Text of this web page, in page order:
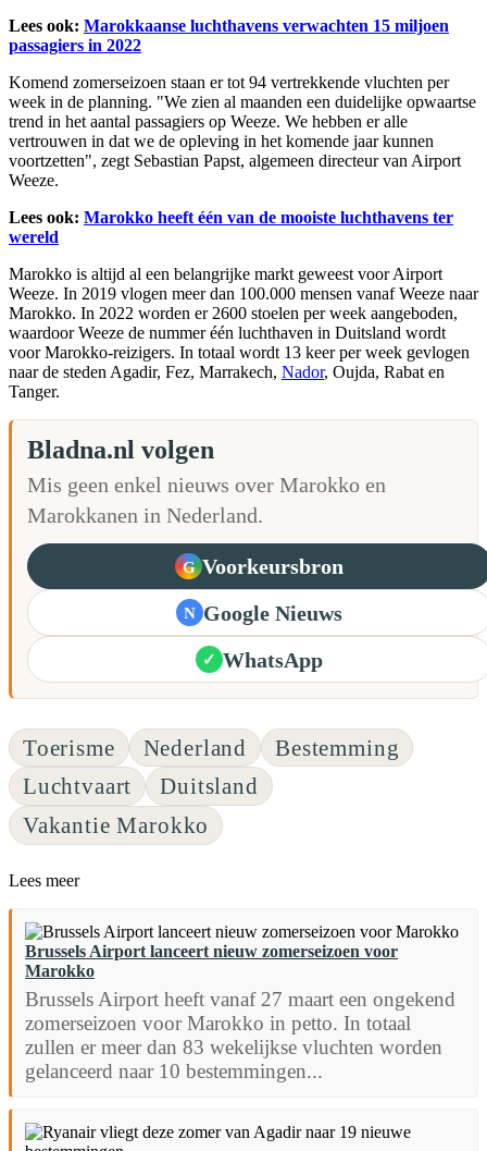
Lees ook: Marokkaanse luchthavens verwachten 15 miljoen
passagiers in 2022
Komend zomerseizoen staan er tot 94 vertrekkende vluchten per
week in de planning. "We zien al maanden een duidelijke opwaartse
trend in het aantal passagiers op Weeze. We hebben er alle
vertrouwen in dat we de opleving in het komende jaar kunnen
voortzetten", zegt Sebastian Papst, algemeen directeur van Airport
Weeze.
Lees ook: Marokko heeft één van de mooiste luchthavens ter
wereld
Marokko is altijd al een belangrijke markt geweest voor Airport
Weeze. In 2019 vlogen meer dan 100.000 mensen vanaf Weeze naar
Marokko. In 2022 worden er 2600 stoelen per week aangeboden,
waardoor Weeze de nummer één luchthaven in Duitsland wordt
voor Marokko-reizigers. In totaal wordt 13 keer per week gevlogen
naar de steden Agadir, Fez, Marrakech, Nador, Oujda, Rabat en
Tanger.
Bladna.nl volgen
Mis geen enkel nieuws over Marokko en
Marokkanen in Nederland.
G Voorkeursbron
N Google Nieuws
✓ WhatsApp
Toerisme Nederland
Bestemming
Luchtvaart
Duitsland
Vakantie Marokko
Lees meer
Brussels Airport lanceert nieuw zomerseizoen voor
Marokko
Brussels Airport heeft vanaf 27 maart een ongekend
zomerseizoen voor Marokko in petto. In totaal
zullen er meer dan 83 wekelijkse vluchten worden
gelanceerd naar 10 bestemmingen...